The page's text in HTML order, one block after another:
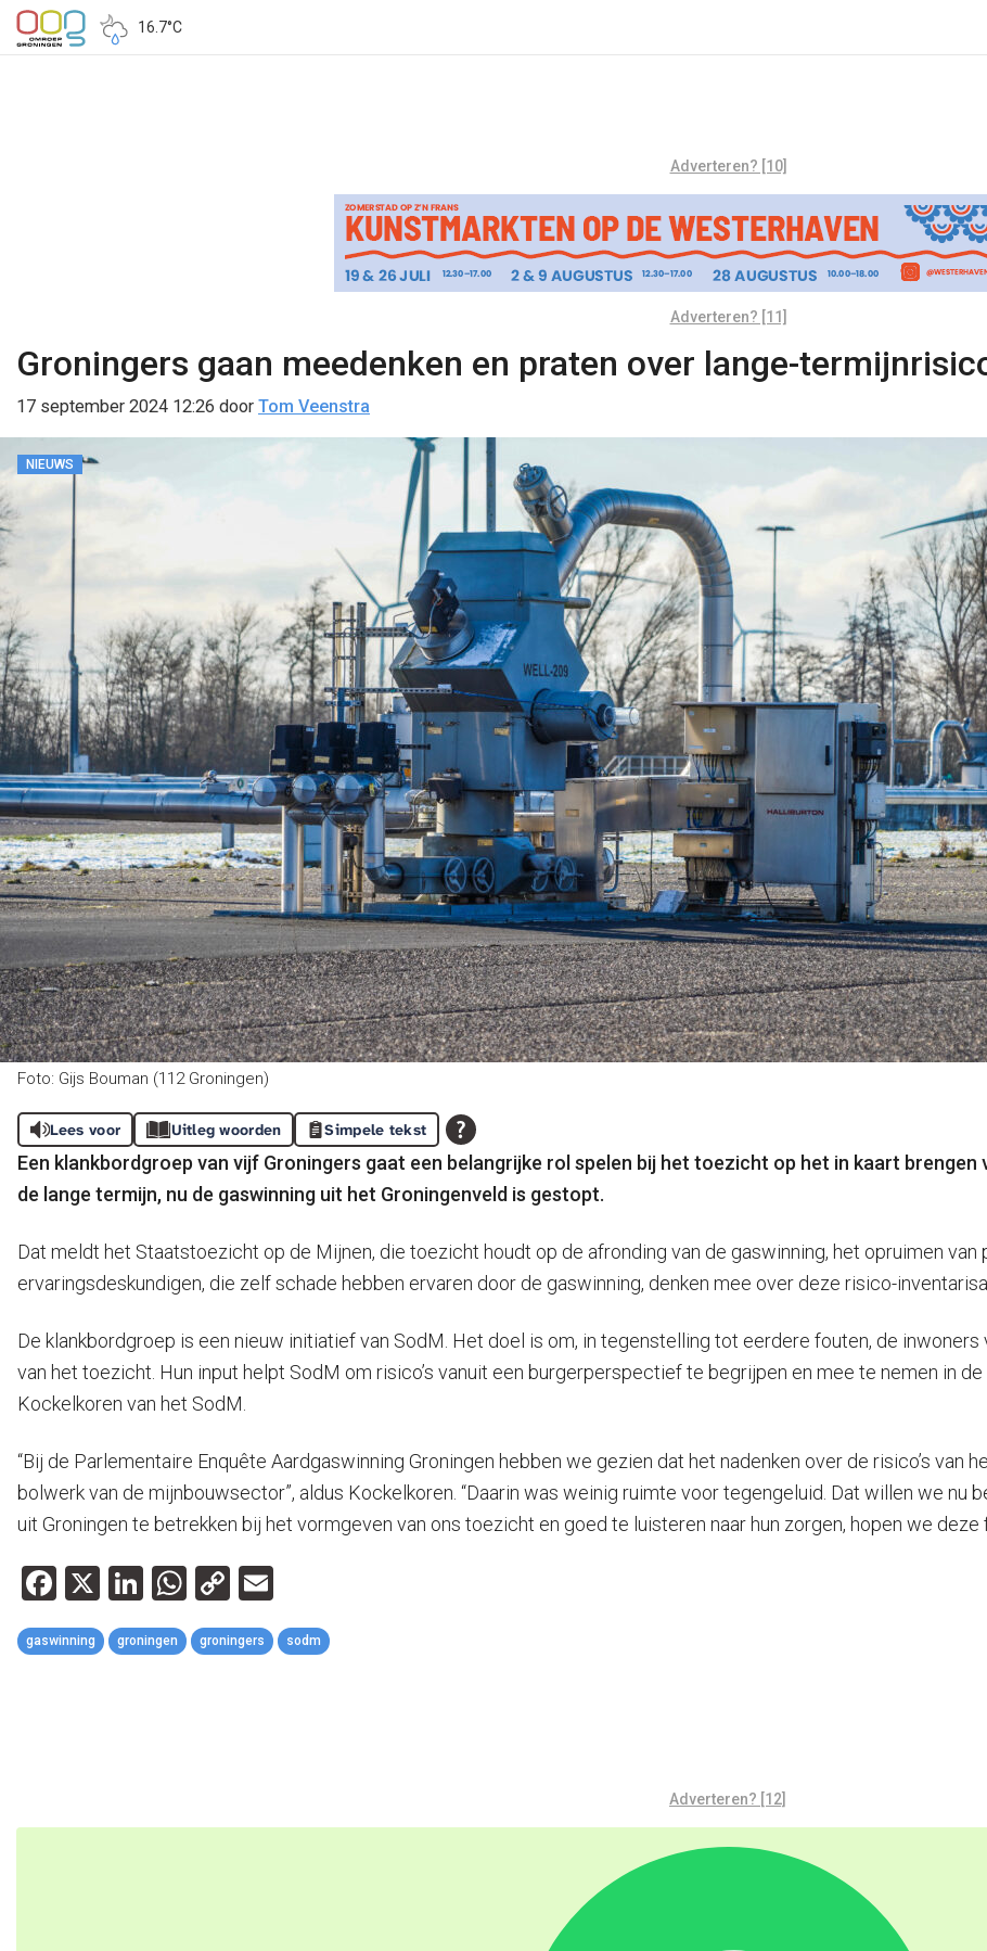
16.7°C
Adverteren? [10]
Adverteren? [11]
Groningers gaan meedenken en praten over lange-
17 september 2024 12:26 door Tom Veenstra
NIEUWS
Foto: Gijs Bouman (112 Groningen)
Lees voor Uitleg woorden Simpele tekst
Een klankbordgroep van vijf Groningers gaat een belangrijke rol spelen bij het toezicht op het in kaart brengen
de lange termijn, nu de gaswinning uit het Groningenveld is gestopt.
Dat meldt het Staatstoezicht op de Mijnen, die toezicht houdt op de afronding van de gaswinning, het opruimen van
ervaringsdeskundigen, die zelf schade hebben ervaren door de gaswinning, denken mee over deze risico-
De klankbordgroep is een nieuw initiatief van SodM. Het doel is om, in tegenstelling tot eerdere fouten, de
van het toezicht. Hun input helpt SodM om risico’s vanuit een burgerperspectief te begrijpen en mee te nemen in
Kockelkoren van het SodM.
“Bij de Parlementaire Enquête Aardgaswinning Groningen hebben we gezien dat het nadenken over de risico’s van
bolwerk van de mijnbouwsector”, aldus Kockelkoren. “Daarin was weinig ruimte voor tegengeluid. Dat willen we nu
uit Groningen te betrekken bij het vormgeven van ons toezicht en goed te luisteren naar hun zorgen, hopen we deze
Facebook
X LinkedIn
WhatsApp
Copy
Link
gaswinning groningen groningers sodm
Adverteren? [12]